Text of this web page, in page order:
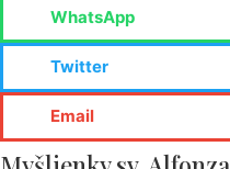
WhatsApp
Twitter
Email